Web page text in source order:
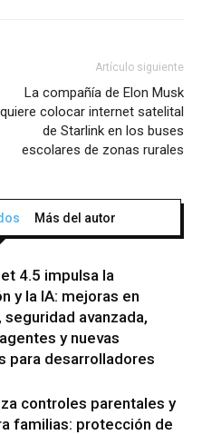
Artículo siguiente
La compañía de Elon Musk
quiere colocar internet satelital
de Starlink en los buses
escolares de zonas rurales
Más del autor
4.5 impulsa la
y la IA: mejoras en
avanzada,
y nuevas
para desarrolladores
controles parentales y
familias: protección de